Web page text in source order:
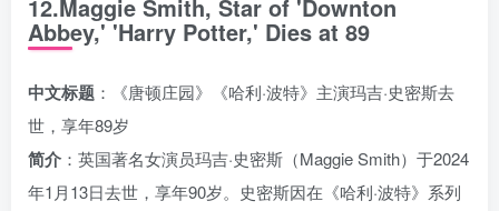
12.Maggie Smith, Star of 'Downton
Abbey,' 'Harry Potter,' Dies at 89
中文标题 ：《唐顿庄园》《哈利·波特》主演玛吉·史密斯去
世，享年89岁
简介 ：英国著名女演员玛吉·史密斯（Maggie Smith）于2024
年1月13日去世，享年90岁。史密斯因在《哈利·波特》系列